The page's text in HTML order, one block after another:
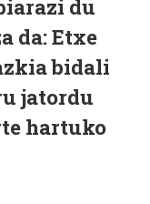
du
da: Etxe
bidali
jatordu
hartuko